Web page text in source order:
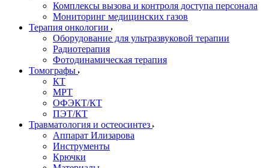
Комплексы вызова и контроля доступа персонала
Мониторинг медицинских газов
Терапия онкологии
Оборудование для ультразвуковой терапии
Радиотерапия
Фотодинамическая терапия
Томографы
КТ
МРТ
ОФЭКТ/КТ
ПЭТ/КТ
Травматология и остеосинтез
Аппарат Илизарова
Инструменты
Крючки